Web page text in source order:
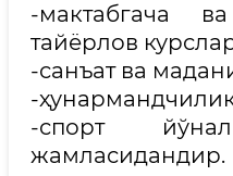
-мактабгача
тайёрлов
-санъат ва
-
-спорт
жамласидандир.